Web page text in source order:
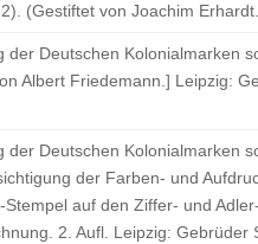
(Gestiftet von Joachim
der Deutschen Kolonialmarken
Albert Friedemann.] Leipzig:
der Deutschen Kolonialmarken
der Farben- und
Stempel auf den Ziffer- und
2. Aufl. Leipzig: